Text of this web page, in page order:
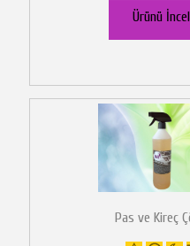
Ürünü
Pas ve Kireç